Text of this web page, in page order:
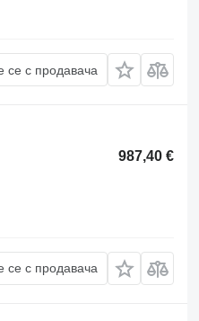
се с продавача
987,40 €
се с продавача